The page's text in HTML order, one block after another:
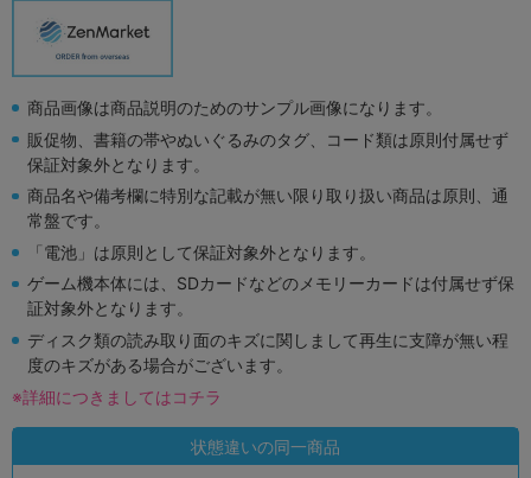
商品画像は商品説明のためのサンプル画像になります。
販促物、書籍の帯やぬいぐるみのタグ、コード類は原則付属せず
保証対象外となります。
商品名や備考欄に特別な記載が無い限り取り扱い商品は原則、通
常盤です。
「電池」は原則として保証対象外となります。
ゲーム機本体には、SDカードなどのメモリーカードは付属せず保
証対象外となります。
ディスク類の読み取り面のキズに関しまして再生に支障が無い程
度のキズがある場合がございます。
※詳細につきましてはコチラ
状態違いの同一商品